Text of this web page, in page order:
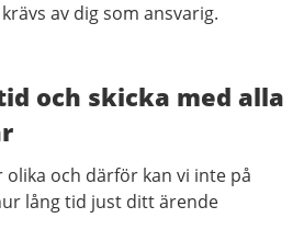
av dig som ansvarig.
och skicka med alla
olika och därför kan vi inte på
lång tid just ditt ärende